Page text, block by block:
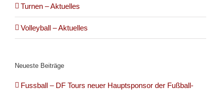
Turnen – Aktuelles
Volleyball – Aktuelles
Neueste Beiträge
Fussball – DF Tours neuer Hauptsponsor der Fußball-